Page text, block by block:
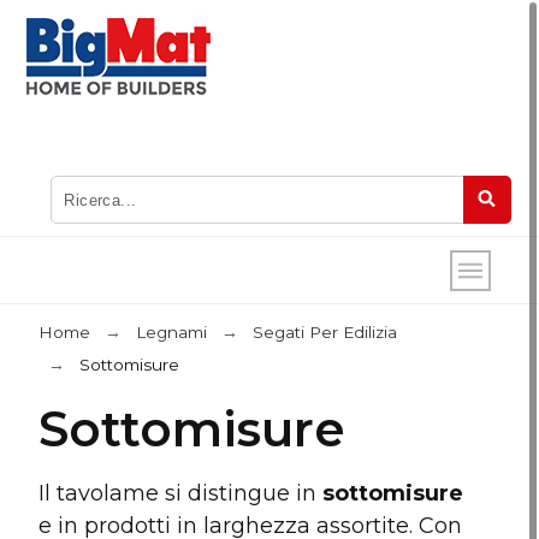
Home Legnami
Segati Per Edilizia
Sottomisure
Sottomisure
Il tavolame si distingue in sottomisure
e in prodotti in larghezza assortite. Con